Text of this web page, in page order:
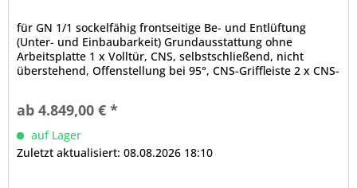
für GN 1/1 sockelfähig frontseitige Be- und Entlüftung
(Unter- und Einbaubarkeit) Grundausstattung ohne
Arbeitsplatte 1 x Volltür, CNS, selbstschließend, nicht
überstehend, Offenstellung bei 95°, CNS-Griffleiste 2 x CNS-
CRIO TECH - Displaysteuerung...
ab 4.849,00 € *
auf Lager
Zuletzt aktualisiert: 08.08.2026 18:10